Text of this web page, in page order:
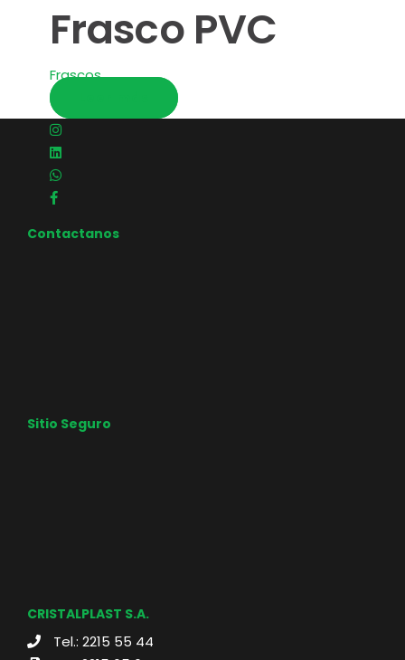
Frasco PVC
Frascos
Contactanos
Sitio Seguro
CRISTALPLAST S.A.
Tel.: 2215 55 44